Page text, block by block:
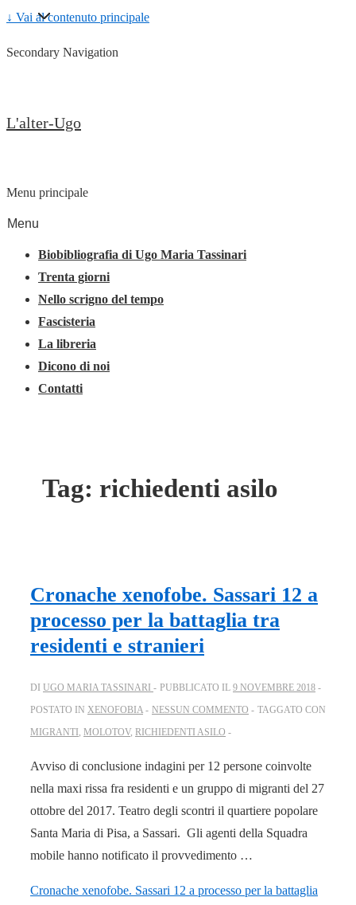
↓ Vai al contenuto principale
Secondary Navigation
L'alter-Ugo
Menu principale
Menu
Biobibliografia di Ugo Maria Tassinari
Trenta giorni
Nello scrigno del tempo
Fascisteria
La libreria
Dicono di noi
Contatti
Tag: richiedenti asilo
Cronache xenofobe. Sassari 12 a
processo per la battaglia tra
residenti e stranieri
DI UGO MARIA TASSINARI PUBBLICATO IL 9 NOVEMBRE 2018
POSTATO IN XENOFOBIA NESSUN COMMENTO
TAGGATO CON
MIGRANTI , MOLOTOV, RICHIEDENTI ASILO
Avviso di conclusione indagini per 12 persone coinvolte
nella maxi rissa fra residenti e un gruppo di migranti del 27
ottobre del 2017. Teatro degli scontri il quartiere popolare
Santa Maria di Pisa, a Sassari. Gli agenti della Squadra
mobile hanno notificato il provvedimento …
Cronache xenofobe. Sassari 12 a processo per la battaglia